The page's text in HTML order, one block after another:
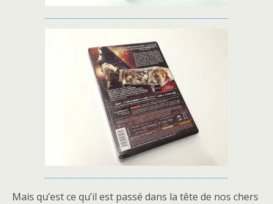
Mais qu’est ce qu’il est passé dans la tête de nos chers